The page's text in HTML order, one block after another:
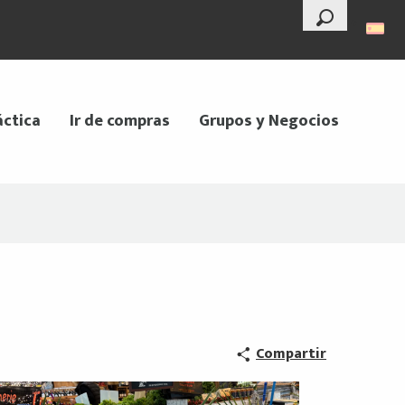
--°
Buscar
Ir de compras Grupos y Negocios
Compartir